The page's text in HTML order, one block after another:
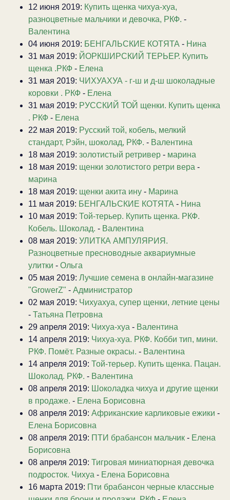
12 июня 2019: Купить щенка чихуа-хуа,
разноцветные мальчики и девочка, РКФ. -
Валентина
04 июня 2019: БЕНГАЛЬСКИЕ КОТЯТА - Нина
31 мая 2019: ЙОРКШИРСКИЙ ТЕРЬЕР. Купить
щенка .РКФ - Елена
31 мая 2019: ЧИХУАХУА - г-ш и д-ш шоколадные
коровки . РКФ - Елена
31 мая 2019: РУССКИЙ ТОЙ щенки. Купить щенка
. РКФ - Елена
22 мая 2019: Русский той, кобель, мелкий
стандарт, Рэйн, шоколад, РКФ. - Валентина
18 мая 2019: золотистый ретривер - марина
18 мая 2019: щенки золотистого ретри вера -
марина
18 мая 2019: щенки акита ину - Марина
11 мая 2019: БЕНГАЛЬСКИЕ КОТЯТА - Нина
10 мая 2019: Той-терьер. Купить щенка. РКФ.
Кобель. Шоколад. - Валентина
08 мая 2019: УЛИТКА АМПУЛЯРИЯ.
Разноцветные пресноводные аквариумные
улитки - Ольга
05 мая 2019: Лучшие семена в онлайн-магазине
"GrowerZ" - Администратор
02 мая 2019: Чихуахуа, супер щенки, летние цены
- Татьяна Петровна
29 апреля 2019: Чихуа-хуа - Валентина
14 апреля 2019: Чихуа-хуа. РКФ. Кобби тип, мини.
РКФ. Помёт. Разные окрасы. - Валентина
14 апреля 2019: Той-терьер. Купить щенка. Пацан.
Шоколад. РКФ. - Валентина
08 апреля 2019: Шоколадка чихуа и другие щенки
в продаже. - Елена Борисовна
08 апреля 2019: Африканские карликовые ежики -
Елена Борисовна
08 апреля 2019: ПТИ брабансон мальчик - Елена
Борисовна
08 апреля 2019: Тигровая миниатюрная девочка
подросток. Чихуа - Елена Борисовна
16 марта 2019: Пти брабансон черные классные